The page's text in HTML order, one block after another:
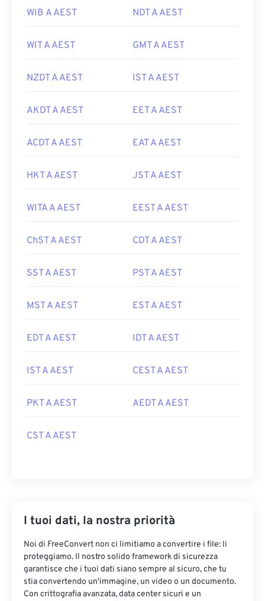
WIB A AEST NDT A AEST
WIT A AEST GMT A AEST
NZDT A AEST IST A AEST
AKDT A AEST EET A AEST
ACDT A AEST EAT A AEST
HKT A AEST JST A AEST
WITA A AEST EEST A AEST
ChST A AEST CDT A AEST
SST A AEST PST A AEST
MST A AEST EST A AEST
EDT A AEST IDT A AEST
IST A AEST CEST A AEST
PKT A AEST AEDT A AEST
CST A AEST
I tuoi dati, la nostra priorità
Noi di FreeConvert non ci limitiamo a convertire i file: li
proteggiamo. Il nostro solido framework di sicurezza
garantisce che i tuoi dati siano sempre al sicuro, che tu
stia convertendo un'immagine, un video o un documento.
Con crittografia avanzata, data center sicuri e un